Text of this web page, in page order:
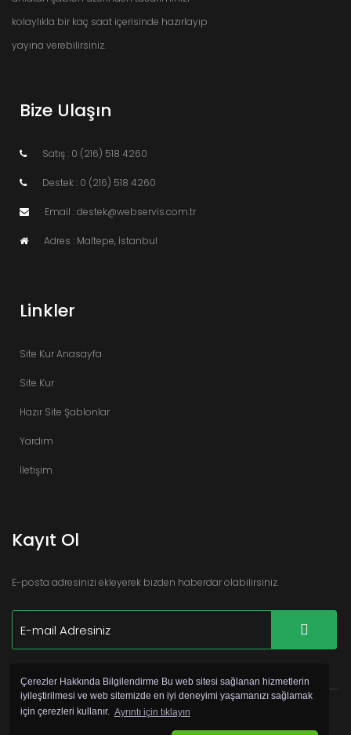
Çerezler Hakkında Bilgilendirme Bu web sitesi sağlanan hizmetlerin
iyileştirilmesi ve web sitemizde en iyi deneyimi yaşamanızı sağlamak
için çerezleri kullanır. Ayrıntı için tıklayın
kolaylıkla bir kaç saat içerisinde hazırlayıp
yayına verebilirsiniz.
Bize Ulaşın
Satış : 0 (216) 518 4260
Destek : 0 (216) 518 4260
Email : destek@webservis.com.tr
Adres : Maltepe, İstanbul
Linkler
Site Kur Anasayfa
Site Kur
Hazır Site Şablonlar
Yardım
İletişim
Kayıt Ol
E-posta adresinizi ekleyerek bizden haberdar olabilirsiniz.
© Copyright 2017 Hazır Site Pro by